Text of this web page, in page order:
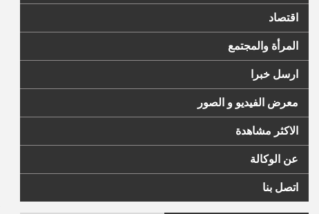
اقتصاد
المرأة والمجتمع
ارسل خبرا
معرض الفيديو و الصور
الاكثر مشاهدة
عن الوكالة
اتصل بنا